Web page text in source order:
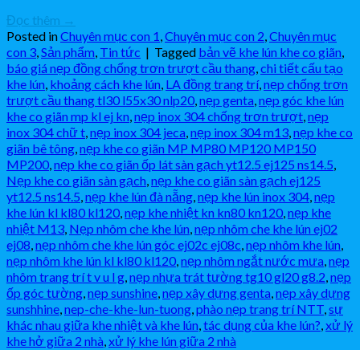
Đọc thêm →
Posted inChuyên mục con 1,Chuyên mục con 2,Chuyên mục
con 3,Sản phẩm, Tin tức | Tagged bản vẽ khe lún khe co giãn,
báo giá nẹp đồng chống trơn trượt cầu thang,chi tiết cấu tạo
khe lún, khoảng cách khe lún, LA đồng trang trí,nẹp chống trơn
trượt cầu thang tl30 l55x30 nlp20,nẹp genta,nẹp góc khe lún
khe co giãn mp kl ej kn,nẹp inox 304 chống trơn trượt,nẹp
inox 304 chữ t,nẹp inox 304 jeca,nẹp inox 304 m13,nẹp khe co
giãn bê tông,nẹp khe co giãn MP MP80 MP120 MP150
MP200,nẹp khe co giãn ốp lát sàn gạch yt12.5 ej125 ns14.5,
Nẹp khe co giãn sàn gạch,nẹp khe co giãn sàn gạch ej125
yt12.5 ns14.5,nẹp khe lún đà nẵng,nẹp khe lún inox 304,nẹp
khe lún kl kl80 kl120,nẹp khe nhiệt kn kn80 kn120,nẹp khe
nhiệt M13, Nẹp nhôm che khe lún,nẹp nhôm che khe lún ej02
ej08,nẹp nhôm che khe lún góc ej02c ej08c,nẹp nhôm khe lún,
nẹp nhôm khe lún kl kl80 kl120,nẹp nhôm ngắt nước mưa,nẹp
nhôm trang trí t v u l g,nẹp nhựa trát tường tg10 gl20 g8.2,nẹp
ốp góc tường,nẹp sunshine,nẹp xây dựng genta,nẹp xây dựng
sunshhine,nep-che-khe-lun-tuong,phào nẹp trang trí NTT,sự
khác nhau giữa khe nhiệt và khe lún,tác dụng của khe lún?,xử lý
khe hở giữa 2 nhà,xử lý khe lún giữa 2 nhà